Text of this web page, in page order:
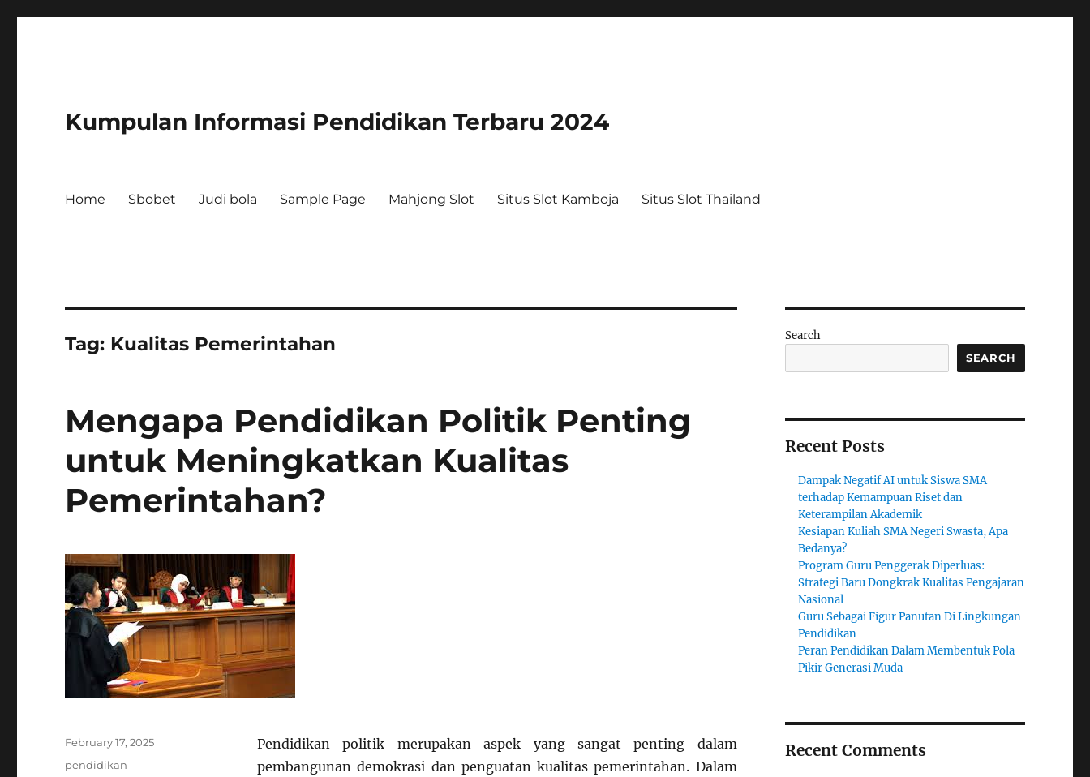
Kumpulan Informasi Pendidikan Terbaru 2024
Home Sbobet Judi bola Sample Page Mahjong Slot Situs Slot Kamboja Situs Slot Thailand
Tag: Kualitas Pemerintahan
Mengapa Pendidikan Politik Penting
untuk Meningkatkan Kualitas
Pemerintahan?
Pendidikan politik merupakan aspek yang sangat penting dalam
pembangunan demokrasi dan penguatan kualitas pemerintahan. Dalam
Posted
February 17, 2025
Categories
pendidikan
Search
SEARCH
Recent Posts
Dampak Negatif AI untuk Siswa SMA
terhadap Kemampuan Riset dan
Keterampilan Akademik
Kesiapan Kuliah SMA Negeri Swasta, Apa
Bedanya?
Program Guru Penggerak Diperluas:
Strategi Baru Dongkrak Kualitas Pengajaran
Nasional
Guru Sebagai Figur Panutan Di Lingkungan
Pendidikan
Peran Pendidikan Dalam Membentuk Pola
Pikir Generasi Muda
Recent Comments